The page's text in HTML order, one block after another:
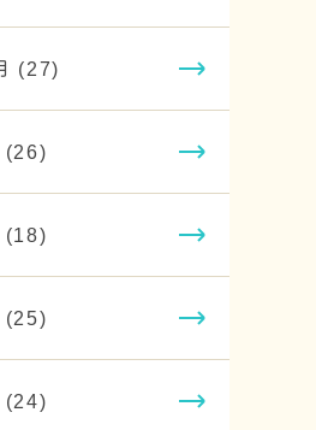
(27)
(26)
(18)
(25)
(24)